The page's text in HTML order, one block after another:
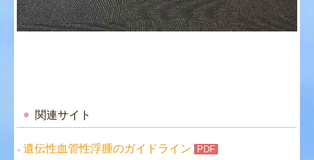
関連サイト
● 遺伝性血管性浮腫のガイドライン PDF